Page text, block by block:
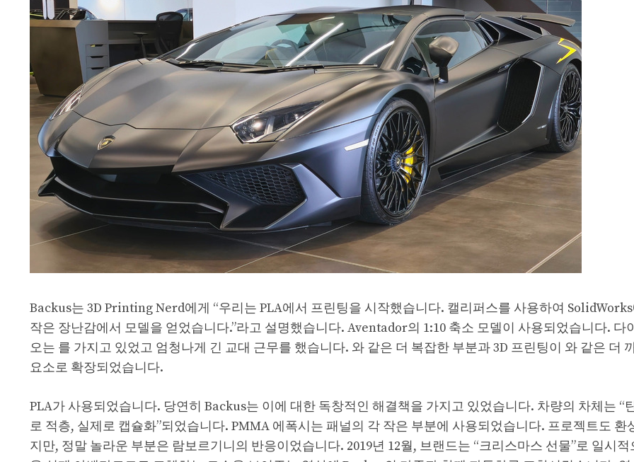
Backus는 3D Printing Nerd에게 “우리는 PLA에서 프린팅을 시작했습니다. 캘리퍼스를 사용하여
작은 장난감에서 모델을 얻었습니다.”라고 설명했습니다. Aventador의 1:10 축소 모델이 사용되었습니다. 다
오는 를 가지고 있었고 엄청나게 긴 교대 근무를 했습니다. 와 같은 더 복잡한 부분과 3D 프린팅이 와 같은 더
요소로 확장되었습니다.
PLA가 사용되었습니다. 당연히 Backus는 이에 대한 독창적인 해결책을 가지고 있었습니다. 차량의 차체는 “
로 적층, 실제로 캡슐화”되었습니다. PMMA 에폭시는 패널의 각 작은 부분에 사용되었습니다. 프로젝트도 환
지만, 정말 놀라운 부분은 람보르기니의 반응이었습니다. 2019년 12월, 브랜드는 “크리스마스 선물”로 일시적